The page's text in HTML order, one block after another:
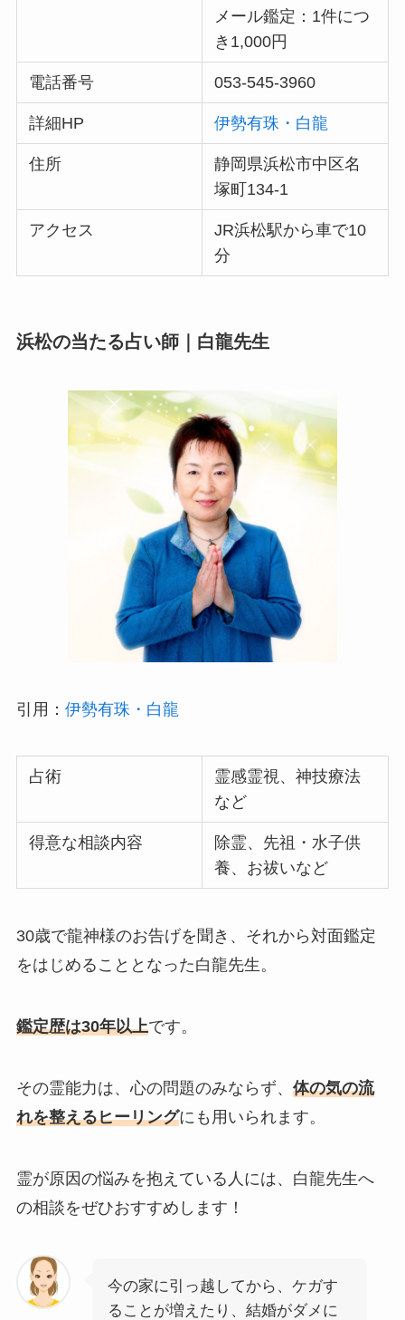
メール鑑定：1件につ
き1,000円
電話番号 053-545-3960
詳細HP 伊勢有珠・白龍
住所
静岡県浜松市中区名
塚町134-1
アクセス
JR浜松駅から車で10
分
浜松の当たる占い師｜白龍先生
引用： 伊勢有珠・白龍
占術
霊感霊視、神技療法
など
得意な相談内容
除霊、先祖・水子供
養、お祓いなど
30歳で龍神様のお告げを聞き、それから対面鑑定
をはじめることとなった白龍先生。
鑑定歴は30年以上です。
その霊能力は、心の問題のみならず、 体の気の流
れを整えるヒーリングにも用いられます。
霊が原因の悩みを抱えている人には、白龍先生へ
の相談をぜひおすすめします！
今の家に引っ越してから、ケガす
ることが増えたり、結婚がダメに